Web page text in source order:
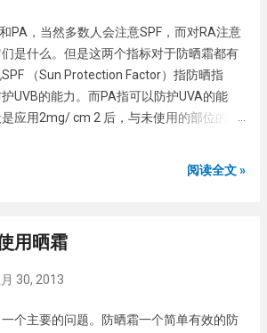
PS：面是通过控制饮食改善痤疮的效果起效
吃上面不应该吃的东西，也不会患有痤
，有的人 14岁都领工资 ，我们大部人14岁
PA，当然多数人会注意SPF，而对RA注意
是什么。但是这两个指标对于防晒霜都有
（Sun Protection Factor）指防晒指
UVB的能力。而PA指可以防护UVA的能
应用2mg/ cm 2 后，与未使用的部位的最
明白SPF值越高防护太阳光的能力就越强
霜 可以看看这个 。美国的皮肤病学会推荐
UVA的能力。具体的算法基于日晒后出现
，PA+++。 PA+指可以防护产生PPD时
阅读全文 »
用晒霜
30, 2013
个主要的问题。防晒霜一个简单有效的防